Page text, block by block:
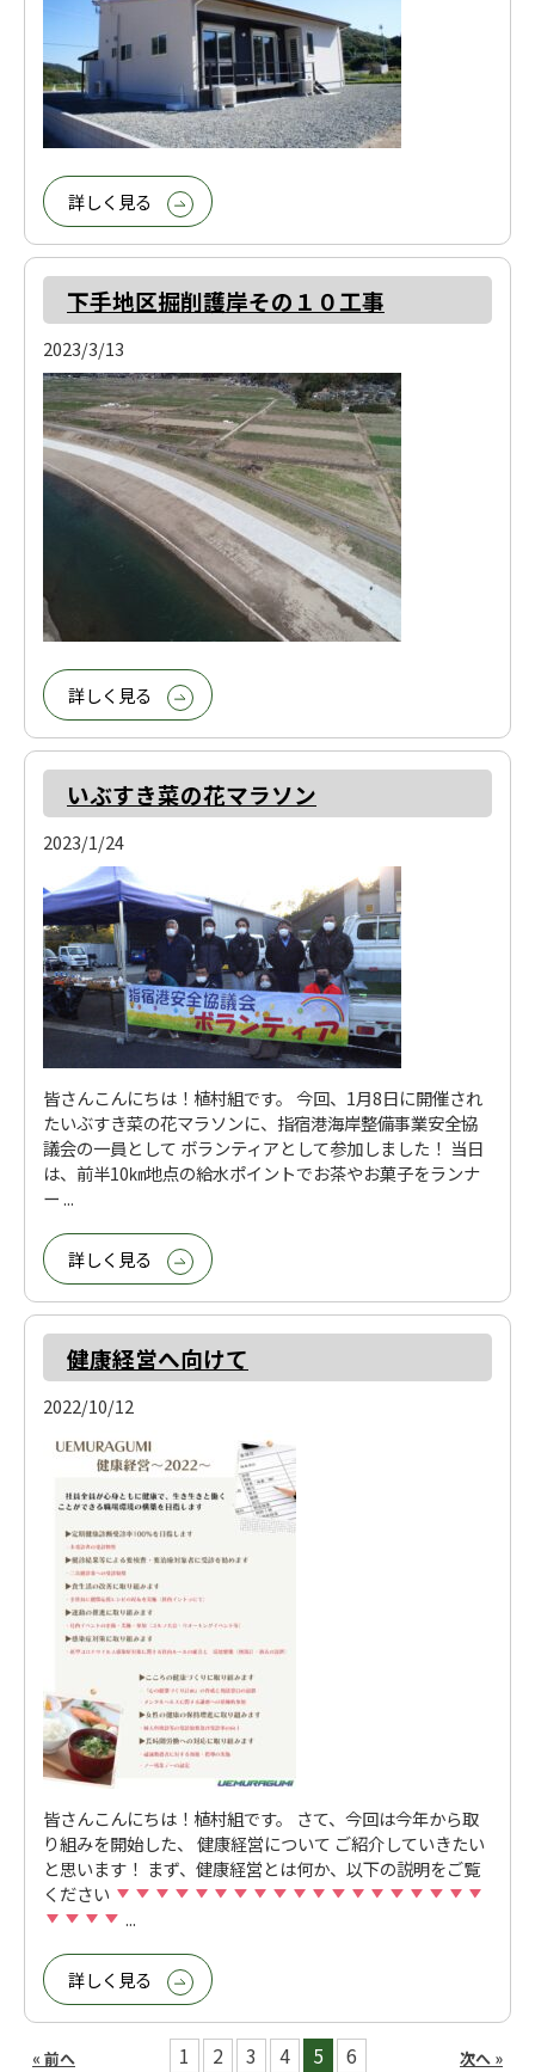
詳しく見る
下手地区掘削護岸その１０工事
2023/3/13
詳しく見る
いぶすき菜の花マラソン
2023/1/24
皆さんこんにちは！植村組です。 今回、1月8日に開催され
たいぶすき菜の花マラソンに、指宿港海岸整備事業安全協
議会の一員として ボランティアとして参加しました！ 当日
は、前半10㎞地点の給水ポイントでお茶やお菓子をランナ
ー ...
詳しく見る
健康経営へ向けて
2022/10/12
皆さんこんにちは！植村組です。 さて、今回は今年から取
り組みを開始した、 健康経営について ご紹介していきたい
と思います！ まず、健康経営とは何か、以下の説明をご覧
ください
...
詳しく見る
« 前へ 1 2 3 4 5 6 次へ »